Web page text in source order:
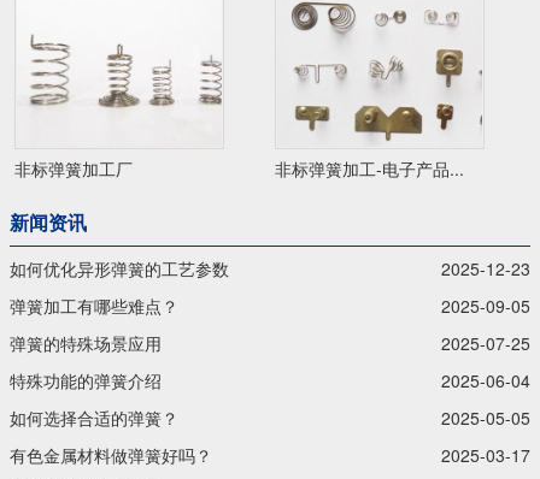
非标弹簧加工厂 非标弹簧加工-电子产品...
新闻资讯
如何优化异形弹簧的工艺参数
2025-12-23
弹簧加工有哪些难点？
2025-09-05
弹簧的特殊场景应用
2025-07-25
特殊功能的弹簧介绍
2025-06-04
如何选择合适的弹簧？
2025-05-05
有色金属材料做弹簧好吗？
2025-03-17